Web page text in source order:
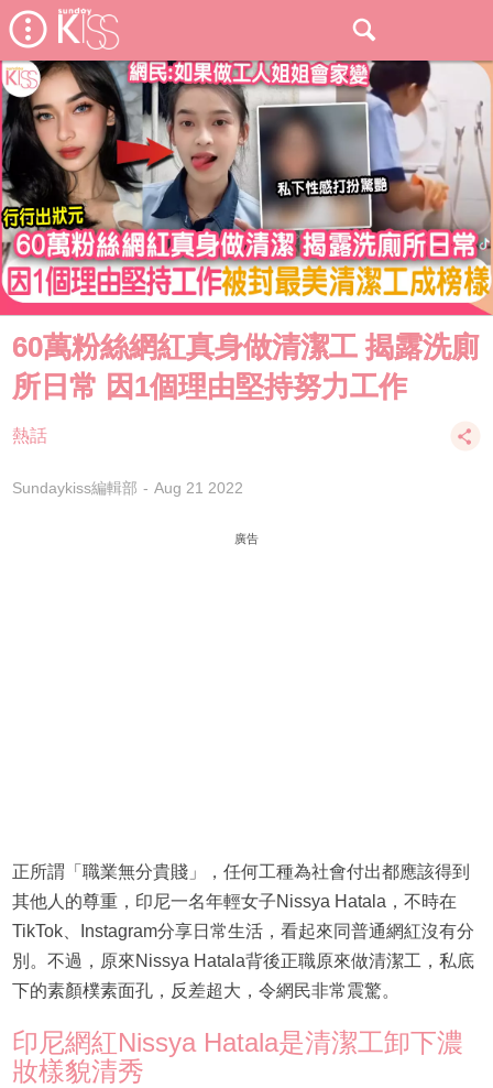
60萬粉絲網紅真身做清潔工 揭露洗廁
所日常 因1個理由堅持努力工作
熱話
Sundaykiss編輯部 Aug 21 2022
廣告
正所謂「職業無分貴賤」，任何工種為社會付出都應該得到
其他人的尊重，印尼一名年輕女子Nissya Hatala，不時在
TikTok、Instagram分享日常生活，看起來同普通網紅沒有分
別。不過，原來Nissya Hatala背後正職原來做清潔工，私底
下的素顏樸素面孔，反差超大，令網民非常震驚。
印尼網紅Nissya Hatala是清潔工卸下濃
妝樣貌清秀